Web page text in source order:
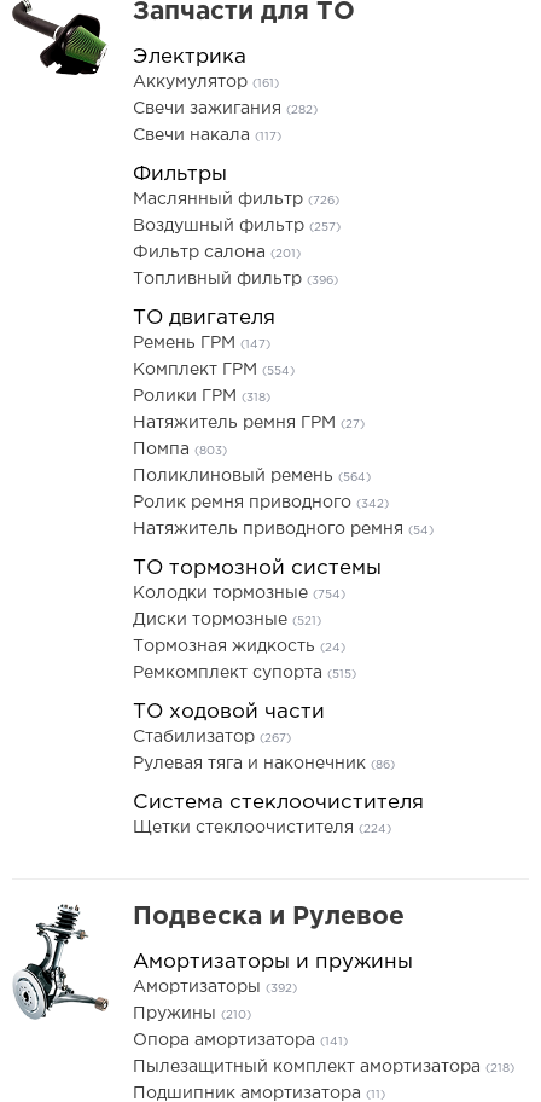
Запчасти для ТО
Электрика
Аккумулятор (161)
Свечи зажигания (282)
Свечи накала (117)
Фильтры
Маслянный фильтр (726)
Воздушный фильтр (257)
Фильтр салона (201)
Топливный фильтр (396)
ТО двигателя
Ремень ГРМ (147)
Комплект ГРМ (554)
Ролики ГРМ (318)
Натяжитель ремня ГРМ (27)
Помпа (803)
Поликлиновый ремень (564)
Ролик ремня приводного (342)
Натяжитель приводного ремня (54)
ТО тормозной системы
Колодки тормозные (754)
Диски тормозные (521)
Тормозная жидкость (24)
Ремкомплект супорта (515)
ТО ходовой части
Стабилизатор (267)
Рулевая тяга и наконечник (86)
Система стеклоочистителя
Щетки стеклоочистителя (224)
Подвеска и Рулевое
Амортизаторы и пружины
Амортизаторы (392)
Пружины (210)
Опора амортизатора (141)
Пылезащитный комплект амортизатора (218)
Подшипник амортизатора (11)